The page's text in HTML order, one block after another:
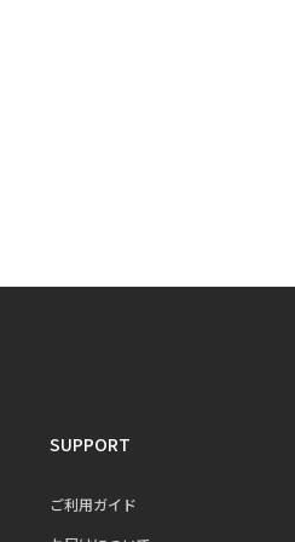
SUPPORT
ご利用ガイド